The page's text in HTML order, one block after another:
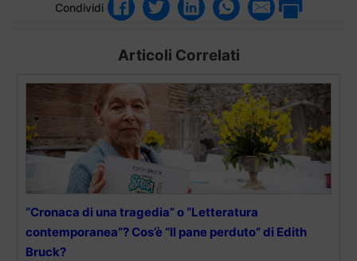
Condividi
Articoli Correlati
“Cronaca di una tragedia” o “Letteratura
contemporanea”? Cos’è “Il pane perduto” di Edith
Bruck?